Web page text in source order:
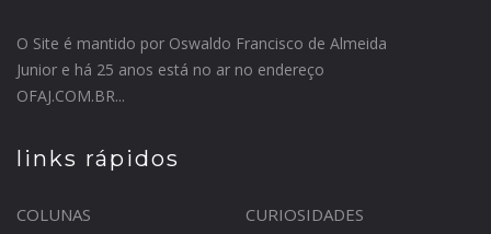
O Site é mantido por Oswaldo Francisco de Almeida
Junior e há 25 anos está no ar no endereço
OFAJ.COM.BR...
links rápidos
COLUNAS
CURIOSIDADES